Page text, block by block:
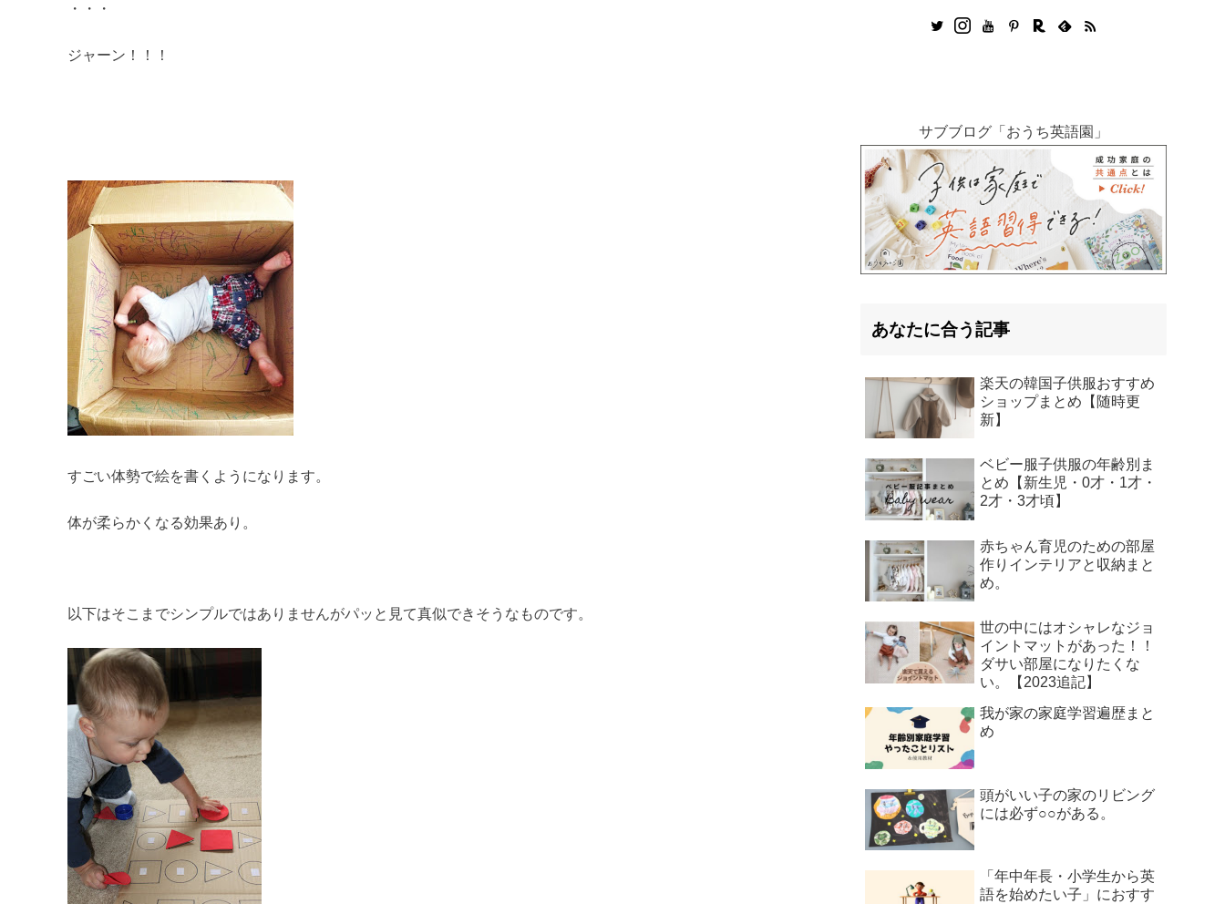
・・・
ジャーン！！！
すごい体勢で絵を書くようになります。
体が柔らかくなる効果あり。
以下はそこまでシンプルではありませんがパッと見て真似できそうなものです。
サブブログ「おうち英語園」
あなたに合う記事
楽天の韓国子供服おすすめ
ショップまとめ【随時更
新】
ベビー服子供服の年齢別ま
とめ【新生児・0才・1才・
2才・3才頃】
赤ちゃん育児のための部屋
作りインテリアと収納まと
め。
世の中にはオシャレなジョ
イントマットがあった！！
ダサい部屋になりたくな
い。【2023追記】
我が家の家庭学習遍歴まと
め
頭がいい子の家のリビング
には必ず○○がある。
「年中年長・小学生から英
語を始めたい子」におすす